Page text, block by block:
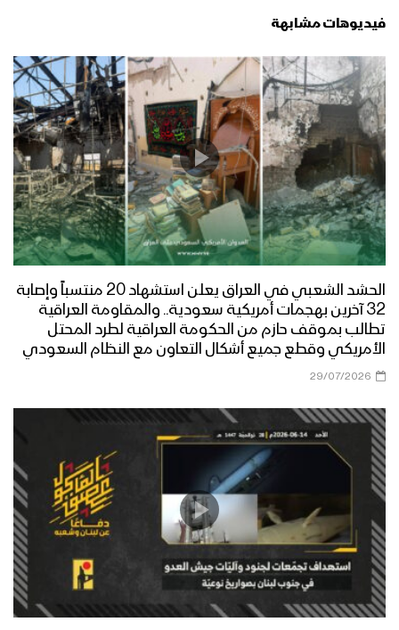
فيديوهات مشابهة
الحشد الشعبي في العراق يعلن استشهاد 20 منتسباً وإصابة
32 آخرين بهجمات أمريكية سعودية.. والمقاومة العراقية
تطالب بموقف حازم من الحكومة العراقية لطرد المحتل
الأمريكي وقطع جميع أشكال التعاون مع النظام السعودي
29/07/2026